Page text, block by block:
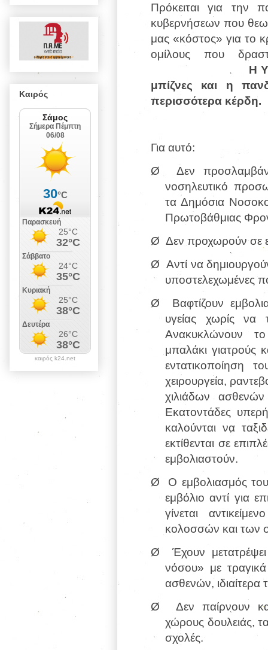
Πρόκειται για την
κυβερνήσεων που
μας «κόστος» για το
ομίλους που
Η
μπίζνες και η
περισσότερα κέρδη.
Για αυτό:
Ø
Δεν
νοσηλευτικό
τα Δημόσια
Πρωτοβάθμιας
Ø Δεν προχωρούν σε
Ø Αντί να
υποστελεχωμένες
Ø
Βαφτίζουν
υγείας χωρίς να
Ανακυκλώνουν
μπαλάκι γιατρούς
εντατικοποίηση
χειρουργεία,
χιλιάδων
Εκατοντάδες
καλούνται να
εκτίθενται σε
εμβολιαστούν.
Ø
Ο εμβολιασμός
εμβόλιο αντί για
γίνεται
κολοσσών και των
Ø
Έχουν
νόσου» με
ασθενών,
Ø
Δεν παίρνουν
χώρους δουλειάς,
σχολές.
Καιρός
καιρός k24.net